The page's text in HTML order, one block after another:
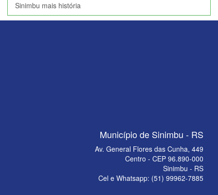
Sinimbu mais história
Município de Sinimbu - RS
Av. General Flores das Cunha, 449
Centro - CEP 96.890-000
Sinimbu - RS
Cel e Whatsapp: (51) 99962-7885